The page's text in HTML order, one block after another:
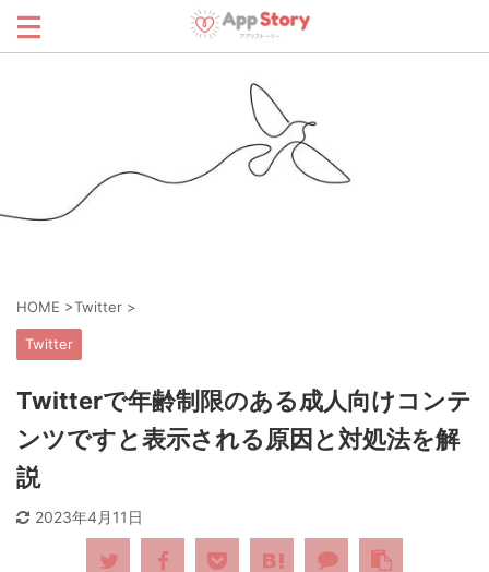
HOME >Twitter >
Twitter
Twitterで年齢制限のある成人向けコンテ
ンツですと表示される原因と対処法を解
説
2023年4月11日